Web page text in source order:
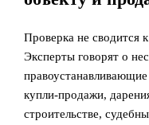
Проверка не сводится
Эксперты говорят о
купли‑продажи,
строительстве,